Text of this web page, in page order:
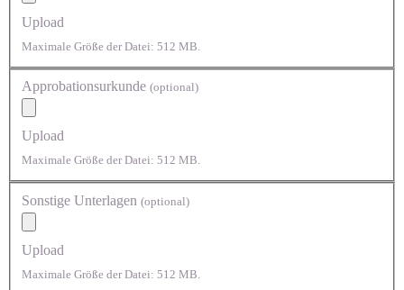
Upload
Maximale Größe der Datei: 512 MB.
Approbationsurkunde (optional)
Upload
Maximale Größe der Datei: 512 MB.
Sonstige Unterlagen (optional)
Upload
Maximale Größe der Datei: 512 MB.